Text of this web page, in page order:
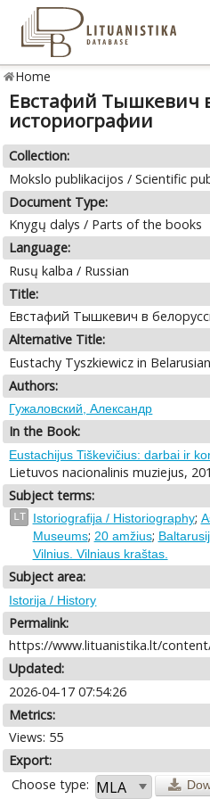
Home
Евстафий Тышкевич
историографии
Collection:
Mokslo publikacijos / Scientific
Document Type:
Knygų dalys / Parts of the books
Language:
Rusų kalba / Russian
Title:
Евстафий Тышкевич в
Alternative Title:
Eustachy Tyszkiewicz in
Authors:
Гужаловский, Александр
In the Book:
Eustachijus Tiškevičius: darbai ir
Lietuvos nacionalinis muziejus,
Subject terms:
LT Istoriografija / Historiography;
Museums; 20 amžius;
Vilnius. Vilniaus kraštas.
Subject area:
Istorija / History
Permalink:
https://www.lituanistika.lt/
Updated:
2026-04-17 07:54:26
Metrics:
Views: 55
Export:
Choose type: